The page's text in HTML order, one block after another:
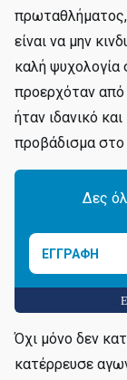
είναι να μην
καλή ψυχολογία
προερχόταν από
ήταν ιδανικό
προβάδισμα στο
Δες
ΕΓΓΡΑΦΗ
Όχι μόνο δεν
κατέρρευσε